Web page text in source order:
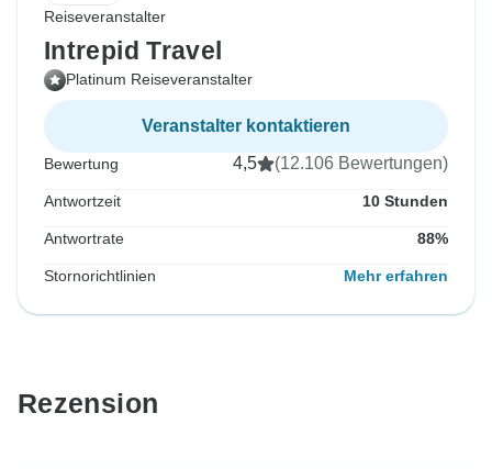
Reiseveranstalter
Intrepid Travel
Platinum Reiseveranstalter
Veranstalter kontaktieren
Bewertung 4,5 (12.106 Bewertungen)
Antwortzeit 10 Stunden
Antwortrate 88%
Stornorichtlinien Mehr erfahren
Rezension